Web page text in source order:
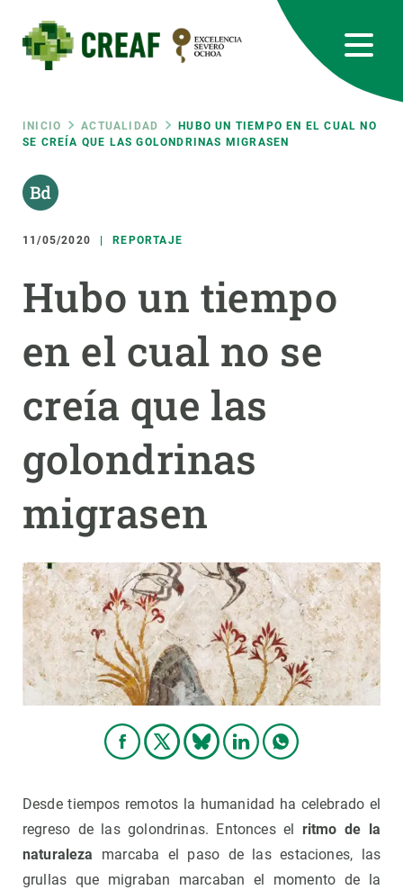
contenido
principal
Ruta
de
navegación
INICIO ACTUALIDAD
HUBO UN TIEMPO EN EL CUAL NO
SE CREÍA QUE LAS GOLONDRINAS MIGRASEN
11/05/2020 REPORTAJE
Hubo un tiempo
en el cual no se
creía que las
golondrinas
migrasen
Desde tiempos remotos la humanidad ha celebrado el
regreso de las golondrinas. Entonces el ritmo de la
naturaleza marcaba el paso de las estaciones, las
grullas que migraban marcaban el momento de la
RRSS
Featured
responsive
INTRANET
Responsive
menu
INVESTIGACIÓN
CIENCIA EN ACCIÓN
ÚNETE A NOSOTROS
PARTICIPA
NOTICIAS Y AGENDA